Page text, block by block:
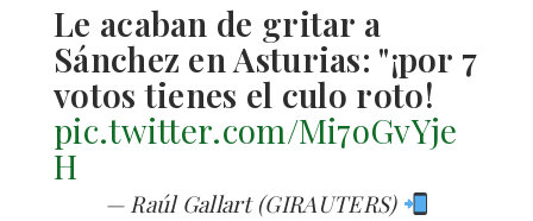
Le acaban de gritar a
Sánchez en Asturias: "¡por 7
votos tienes el culo roto!
pic.twitter.com/Mi7oGvYje
H
— Raúl Gallart (GIRAUTERS)